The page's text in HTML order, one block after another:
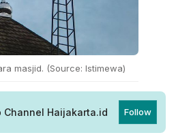
masjid. (Source: Istimewa)
Channel Haijakarta.id Follow